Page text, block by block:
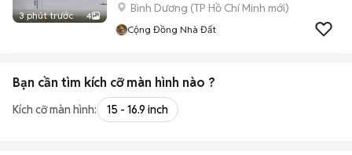
3 phút trước 4
Bình Dương (TP Hồ Chí Minh mới)
Cộng Đồng Nhà Đất
Bạn cần tìm kích cỡ màn hình nào ?
Kích cỡ màn hình: 15 - 16.9 inch